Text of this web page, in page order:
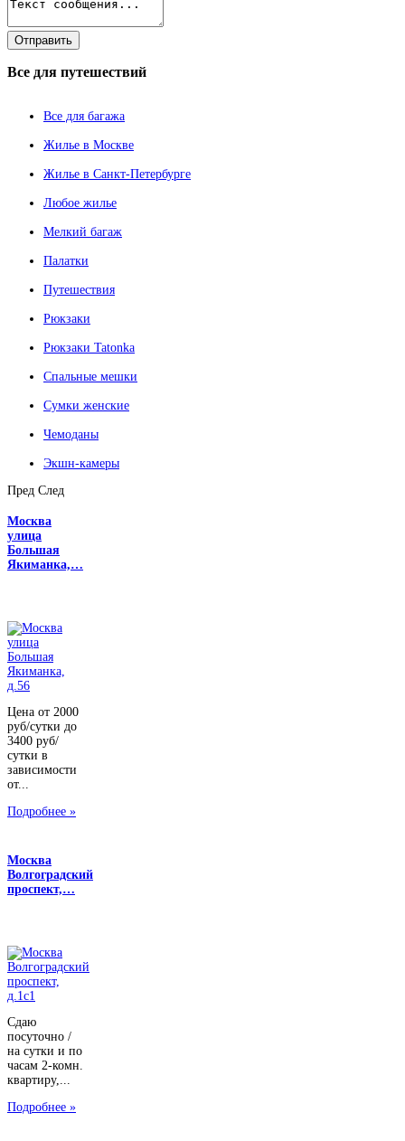
Все для путешествий
Все для багажа
Жилье в Москве
Жилье в Санкт-Петербурге
Любое жилье
Мелкий багаж
Палатки
Путешествия
Рюкзаки
Рюкзаки Tatonka
Спальные мешки
Сумки женские
Чемоданы
Экшн-камеры
Пред След
Москва
улица
Большая
Якиманка,…
Цена от 2000
руб/сутки до
3400 руб/
сутки в
зависимости
от...
Подробнее »
Москва
Волгоградский
проспект,…
Сдаю
посуточно /
на сутки и по
часам 2-комн.
квартиру,...
Подробнее »